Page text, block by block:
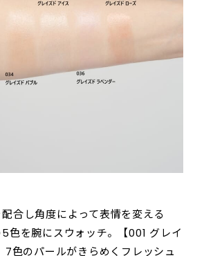
合し角度によって表情を変える
5色を腕にスウォッチ。【001 グレイ
7色のパールがきらめくフレッシュ